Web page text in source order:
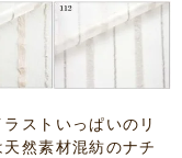
ストいっぱいのリ
然素材混紡のナチ